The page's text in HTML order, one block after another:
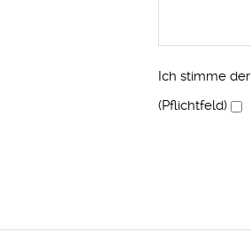
Ich stimme der
(Pflichtfeld)